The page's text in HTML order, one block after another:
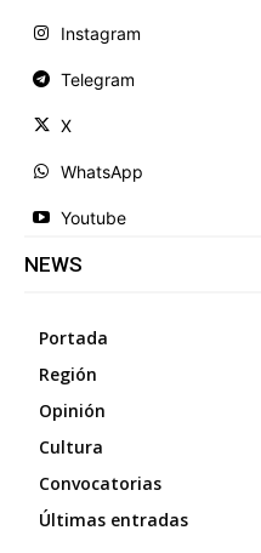
Instagram
Telegram
X
WhatsApp
Youtube
NEWS
Portada
Región
Opinión
Cultura
Convocatorias
Últimas entradas